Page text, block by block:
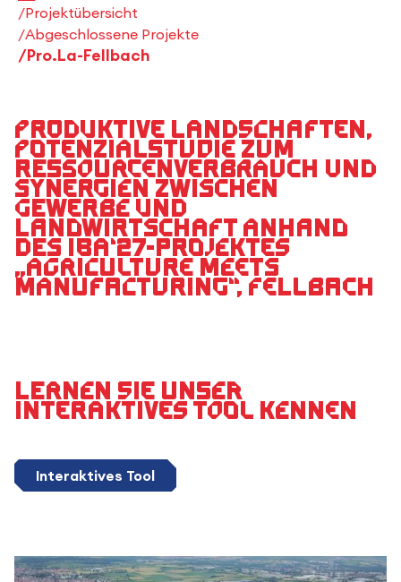
Projektübersicht
Abgeschlossene Projekte
Pro.La-Fellbach
Produktive Landschaften,
Potenzialstudie zum
Ressourcenverbrauch und
Synergien zwischen
Gewerbe und
Landwirtschaft anhand
des IBA‘27-Projektes
„AGRICULTURE meets
MANUFACTURING“, Fellbach
Lernen Sie unser
interaktives Tool kennen
Interaktives Tool